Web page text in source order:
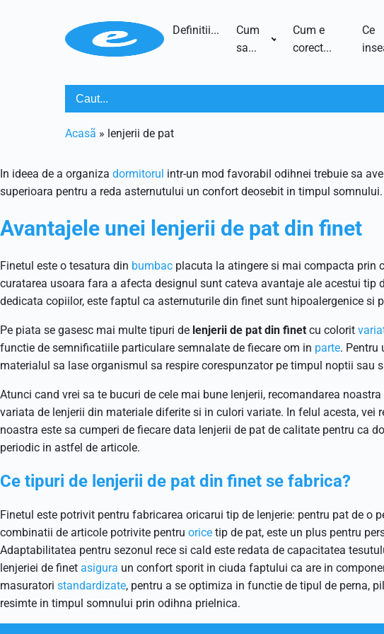
Definitii...
Cum
sa...
Cum e
corect...
Ce
Acasã » lenjerii de pat
In ideea de a organiza dormitorul intr-un mod favorabil odihnei trebuie sa
superioara pentru a reda asternutului un confort deosebit in timpul
Avantajele unei lenjerii de pat din finet
Finetul este o tesatura din bumbac placuta la atingere si mai compacta prin
curatarea usoara fara a afecta designul sunt cateva avantaje ale acestui
dedicata copiilor, este faptul ca asternuturile din finet sunt hipoalergenice si
Pe piata se gasesc mai multe tipuri de lenjerii de pat din finet cu colorit
functie de semnificatiile particulare semnalate de fiecare om in parte. Pentru
materialul sa lase organismul sa respire corespunzator pe timpul noptii sau
Atunci cand vrei sa te bucuri de cele mai bune lenjerii, recomandarea
variata de lenjerii din materiale diferite si in culori variate. In felul acesta, vei
noastra este sa cumperi de fiecare data lenjerii de pat de calitate pentru ca
periodic in astfel de articole.
Ce tipuri de lenjerii de pat din finet se fabrica?
Finetul este potrivit pentru fabricarea oricarui tip de lenjerie: pentru pat de o
combinatii de articole potrivite pentru orice tip de pat, este un plus pentru
Adaptabilitatea pentru sezonul rece si cald este redata de capacitatea
lenjeriei de finet asigura un confort sporit in ciuda faptului ca are in
masuratori standardizate, pentru a se optimiza in functie de tipul de perna,
resimte in timpul somnului prin odihna prielnica.